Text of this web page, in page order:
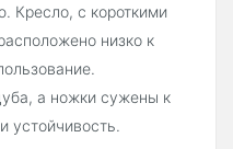
Кресло, с короткими
низко к
а ножки сужены к
устойчивость.